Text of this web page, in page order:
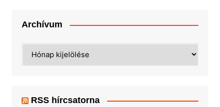
Archívum
RSS hírcsatorna